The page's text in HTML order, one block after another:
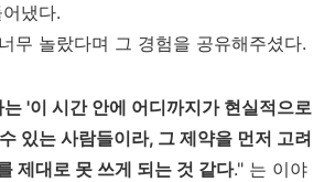
냈다.
무 놀랐다며 그 경험을 공유해주셨다.
'이 시간 안에 어디까지가 현실적으로
있는 사람들이라, 그 제약을 먼저 고려
제대로 못 쓰게 되는 것 같다." 는 이야